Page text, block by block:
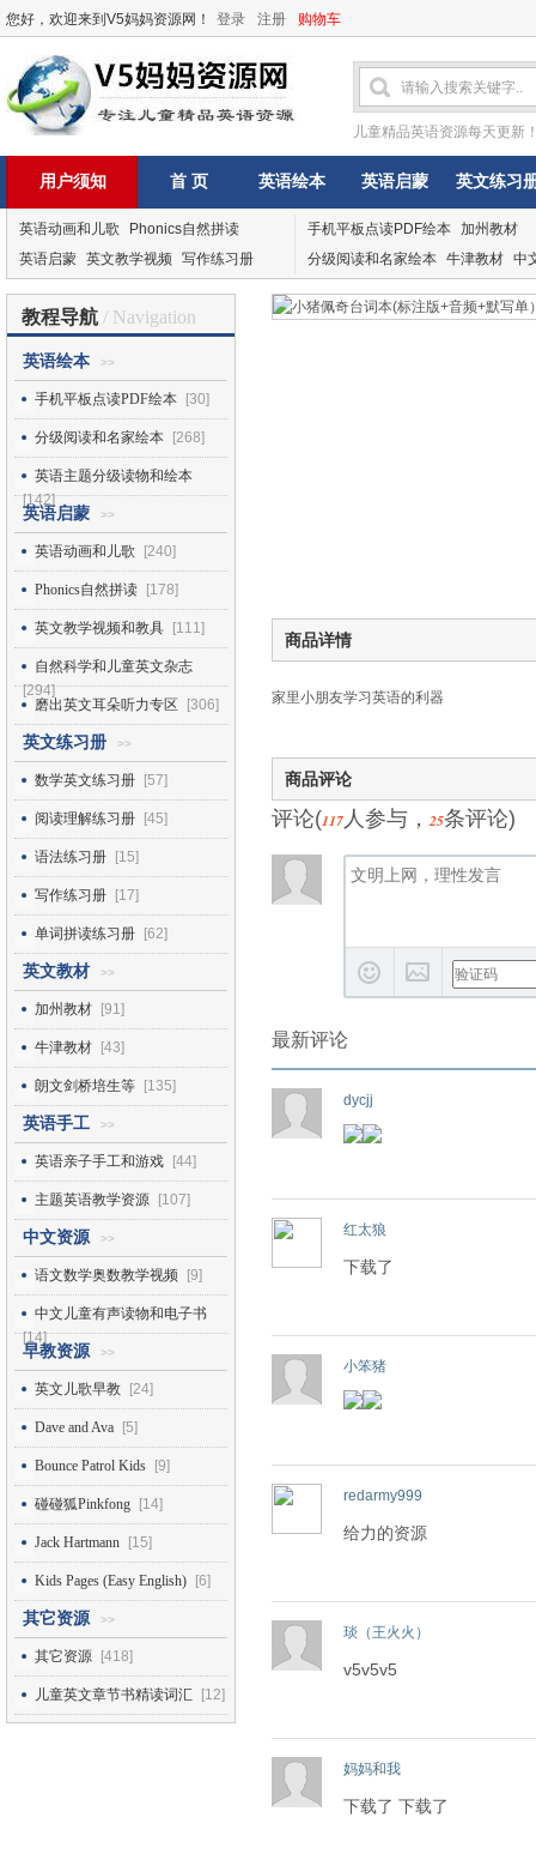
您好，欢迎来到V5妈妈资源网！ 登录 注册 购物车
儿童精品英语资源每天更新
用户须知 首 页 英语绘本 英语启蒙 英文练习
英语动画和儿歌
Phonics自然拼读
英语启蒙 英文教学视频 写作练习册
手机平板点读PDF绘本 加州教材
分级阅读和名家绘本 牛津教材 中
教程导航 / Navigation
英语绘本 >>
手机平板点读PDF绘本 [30]
分级阅读和名家绘本 [268]
英语主题分级读物和绘本
[142]
英语启蒙 >>
英语动画和儿歌 [240]
Phonics自然拼读 [178]
英文教学视频和教具 [111]
自然科学和儿童英文杂志
[294]
磨出英文耳朵听力专区
[306]
英文练习册 >>
数学英文练习册 [57]
阅读理解练习册 [45]
语法练习册 [15]
写作练习册 [17]
单词拼读练习册 [62]
英文教材 >>
加州教材 [91]
牛津教材 [43]
朗文剑桥培生等 [135]
英语手工 >>
英语亲子手工和游戏 [44]
主题英语教学资源 [107]
中文资源 >>
语文数学奥数教学视频 [9]
中文儿童有声读物和电子书
[14]
早教资源 >>
英文儿歌早教 [24]
Dave and Ava [5]
Bounce Patrol Kids [9]
碰碰狐Pinkfong [14]
Jack Hartmann [15]
Kids Pages (Easy English) [6]
其它资源 >>
其它资源 [418]
儿童英文章节书精读词汇 [12]
商品详情
家里小朋友学习英语的利器
商品评论
评论(117人参与，25条评论)
最新评论
dycjj
红太狼
下载了
小笨猪
redarmy999
给力的资源
琰（王火火）
v5v5v5
妈妈和我
下载了 下载了